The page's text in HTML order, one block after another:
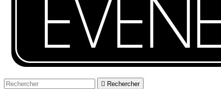
 Rechercher